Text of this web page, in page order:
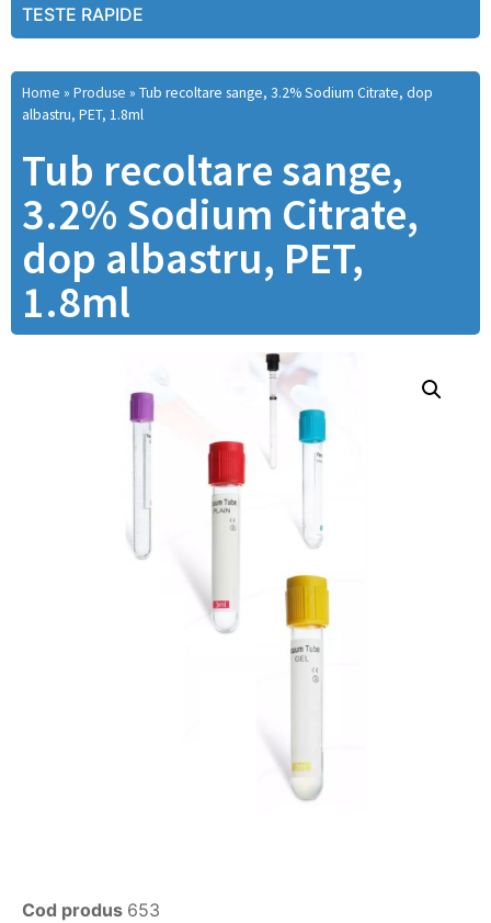
TESTE RAPIDE
Home » Produse » Tub recoltare sange, 3.2% Sodium Citrate, dop
albastru, PET, 1.8ml
Tub recoltare sange,
3.2% Sodium Citrate,
dop albastru, PET,
1.8ml
Cod produs 653